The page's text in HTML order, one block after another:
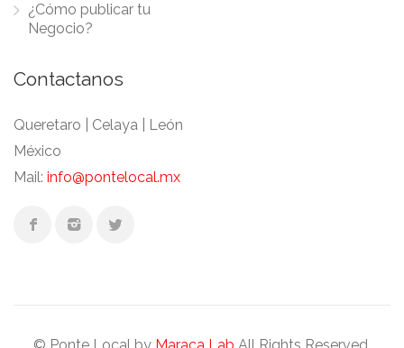
¿Cómo publicar tu
Negocio?
Contactanos
Queretaro | Celaya | León
México
Mail: info@pontelocal.mx